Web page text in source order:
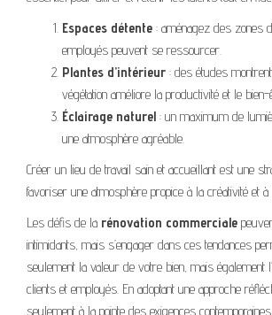
Espaces détente : aménagez des zones
employés peuvent se ressourcer.
Plantes d’intérieur : des études
végétation améliore la productivité et le bien-
Éclairage naturel : un maximum de
une atmosphère agréable.
Créer un lieu de travail sain et accueillant est une
favoriser une atmosphère propice à la créativité et à
Les défis de la rénovation commerciale
intimidants, mais s’engager dans ces tendances
seulement la valeur de votre bien, mais également
clients et employés. En adoptant une approche
seulement à la pointe des exigences